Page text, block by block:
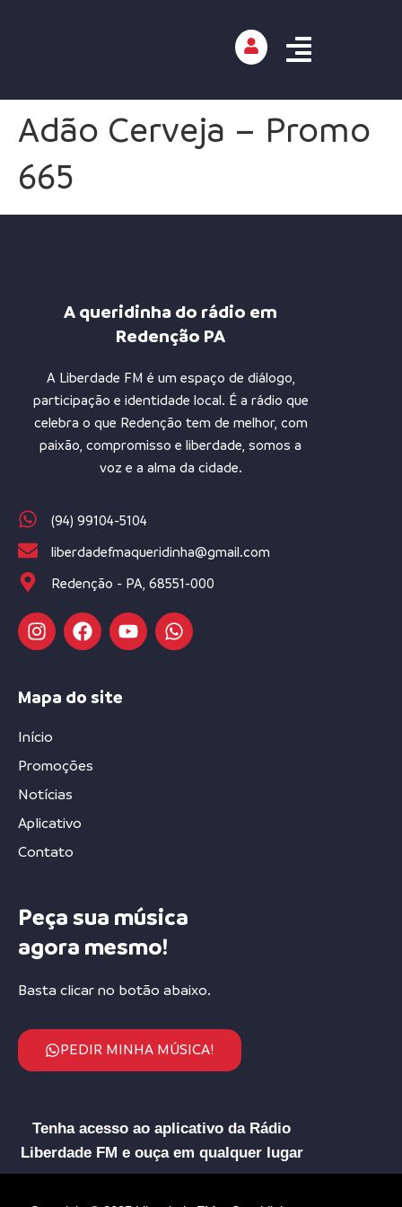
Adão Cerveja – Promo
665
A queridinha do rádio em
Redenção PA
A Liberdade FM é um espaço de diálogo,
participação e identidade local. É a rádio que
celebra o que Redenção tem de melhor, com
paixão, compromisso e liberdade, somos a
voz e a alma da cidade.
(94) 99104-5104
liberdadefmaqueridinha@gmail.com
Redenção - PA, 68551-000
Mapa do site
Início
Promoções
Notícias
Aplicativo
Contato
Peça sua música
agora mesmo!
Basta clicar no botão abaixo.
PEDIR MINHA MÚSICA!
Tenha acesso ao aplicativo da Rádio
Liberdade FM e ouça em qualquer lugar